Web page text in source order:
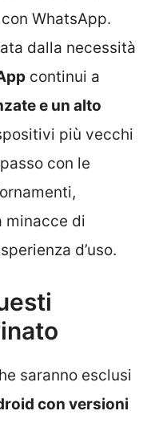
WhatsApp.
dalla necessità
continui a
e un alto
più vecchi
con le
minacce di
d’uso.
saranno esclusi
con versioni